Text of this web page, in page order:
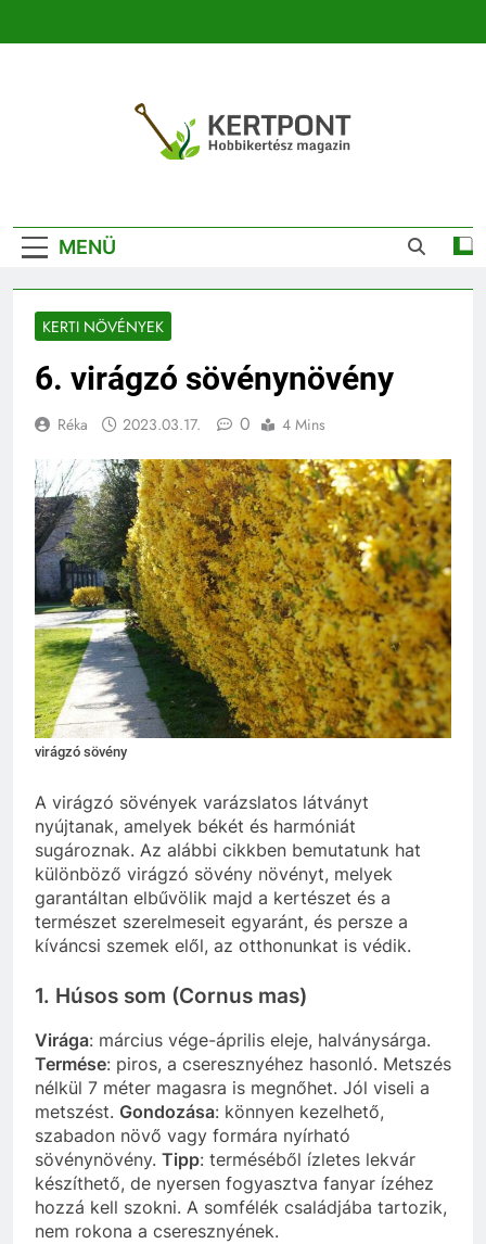
Kertészeti
Magazin |
Növénykereső És
Növényhatározó
MENÜ
KERTI NÖVÉNYEK
6. virágzó sövénynövény
Réka 2023.03.17. 0 4 Mins
virágzó sövény
A virágzó sövények varázslatos látványt
nyújtanak, amelyek békét és harmóniát
sugároznak. Az alábbi cikkben bemutatunk hat
különböző virágzó sövény növényt, melyek
garantáltan elbűvölik majd a kertészet és a
természet szerelmeseit egyaránt, és persze a
kíváncsi szemek elől, az otthonunkat is védik.
1. Húsos som (Cornus mas)
Virága: március vége-április eleje, halványsárga.
Termése: piros, a cseresznyéhez hasonló. Metszés
nélkül 7 méter magasra is megnőhet. Jól viseli a
metszést. Gondozása: könnyen kezelhető,
szabadon növő vagy formára nyírható
sövénynövény. Tipp: terméséből ízletes lekvár
készíthető, de nyersen fogyasztva fanyar ízéhez
hozzá kell szokni. A somfélék családjába tartozik,
nem rokona a cseresznyének.